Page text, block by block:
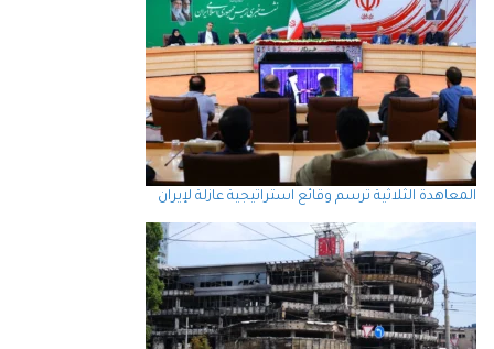
المعاهدة الثلاثية ترسم وقائع استراتيجية عازلة لإيران